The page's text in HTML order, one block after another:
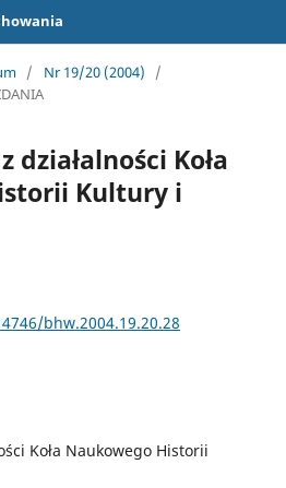
/ Nr 19/20 (2004)
/
działalności Koła
Kultury i
bhw.2004.19.20.28
Koła Naukowego Historii